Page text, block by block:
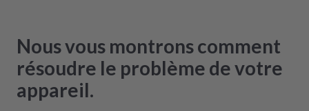
Nous vous montrons comment
résoudre le problème de votre
appareil.